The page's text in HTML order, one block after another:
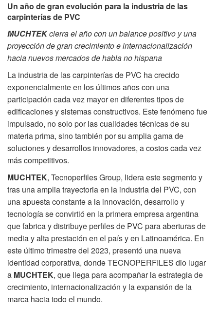
Un año de gran evolución para la industria de las
carpinterías de PVC
MUCHTEKcierra el año con un balance positivo y una
proyección de gran crecimiento e internacionalización
hacia nuevos mercados de habla no hispana
La industria de las carpinterías de PVC ha crecido
exponencialmente en los últimos años con una
participación cada vez mayor en diferentes tipos de
edificaciones y sistemas constructivos. Este fenómeno fue
impulsado, no solo por las cualidades técnicas de su
materia prima, sino también por su amplia gama de
soluciones y desarrollos innovadores, a costos cada vez
más competitivos.
MUCHTEK, Tecnoperfiles Group, lidera este segmento y
tras una amplia trayectoria en la industria del PVC, con
una apuesta constante a la innovación, desarrollo y
tecnología se convirtió en la primera empresa argentina
que fabrica y distribuye perfiles de PVC para aberturas de
media y alta prestación en el país y en Latinoamérica. En
este último trimestre del 2023, presentó una nueva
identidad corporativa, donde TECNOPERFILES dio lugar
a MUCHTEK, que llega para acompañar la estrategia de
crecimiento, internacionalización y la expansión de la
marca hacia todo el mundo.